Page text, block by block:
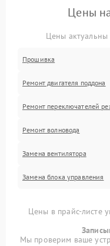
Цены
Цены
Прошивка
Ремонт двигателя поддона
Ремонт переключателей
Ремонт волновода
Замена вентилятора
Замена блока управления
Цены в прайс-листе
Мы проверим ваше